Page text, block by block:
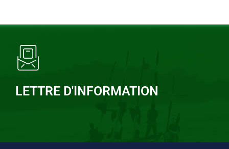
LETTRE D'INFORMATION